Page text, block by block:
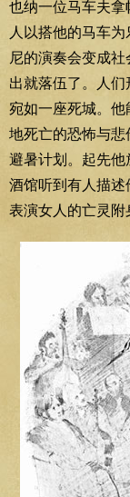
也纳一位马车夫
人以搭他的马车
尼的演奏会变成
出就落伍了。人
宛如一座死城。
地死亡的恐怖与悲
避暑计划。起先
酒馆听到有人描
表演女人的亡灵附